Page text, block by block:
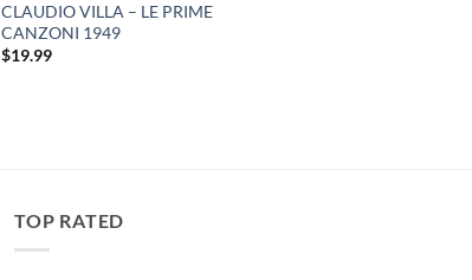
CLAUDIO VILLA – LE PRIME
CANZONI 1949
$19.99
TOP RATED